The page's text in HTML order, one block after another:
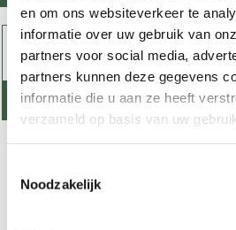
en om ons websiteverkeer te
informatie over uw gebruik van
partners voor social media,
partners kunnen deze gegevens
informatie die u aan ze heeft
verzameld op basis van uw
Noodzakelijk
Vind uw
Geef op waar u op